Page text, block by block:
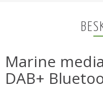
Marine
DAB+